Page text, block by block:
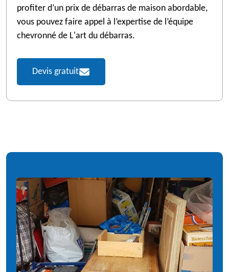
profiter d’un prix de débarras de maison abordable,
vous pouvez faire appel à l’expertise de l’équipe
chevronné de L'art du débarras.
Devis gratuit